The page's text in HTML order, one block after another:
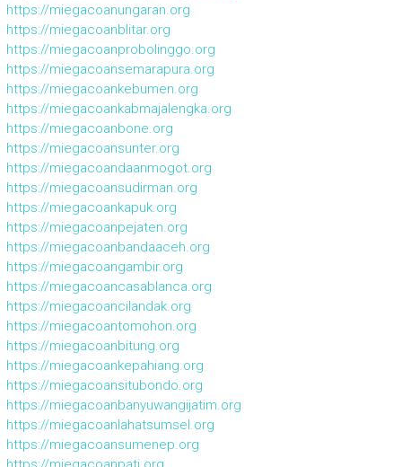
https://miegacoanungaran.org
https://miegacoanblitar.org
https://miegacoanprobolinggo.org
https://miegacoansemarapura.org
https://miegacoankebumen.org
https://miegacoankabmajalengka.org
https://miegacoanbone.org
https://miegacoansunter.org
https://miegacoandaanmogot.org
https://miegacoansudirman.org
https://miegacoankapuk.org
https://miegacoanpejaten.org
https://miegacoanbandaaceh.org
https://miegacoangambir.org
https://miegacoancasablanca.org
https://miegacoancilandak.org
https://miegacoantomohon.org
https://miegacoanbitung.org
https://miegacoankepahiang.org
https://miegacoansitubondo.org
https://miegacoanbanyuwangijatim.org
https://miegacoanlahatsumsel.org
https://miegacoansumenep.org